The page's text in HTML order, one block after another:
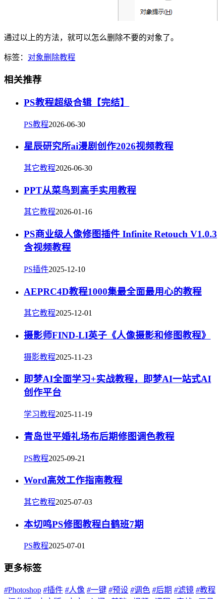
通过以上的方法，就可以怎么删除不要的对象了。
标签： 对象删除教程
相关推荐
PS教程超级合辑【完结】
PS教程2026-06-30
星辰研究所ai漫剧创作2026视频教程
其它教程2026-06-30
PPT从菜鸟到高手实用教程
其它教程2026-01-16
PS商业级人像修图插件 Infinite Retouch V1.0.3
含视频教程
PS插件2025-12-10
AEPRC4D教程1000集最全面最用心的教程
其它教程2025-12-01
摄影师FIND-LI英子《人像摄影和修图教程》
摄影教程2025-11-23
即梦AI全面学习+实战教程，即梦AI一站式AI
创作平台
学习教程2025-11-19
青岛世平婚礼场布后期修图调色教程
PS教程2025-09-21
Word高效工作指南教程
其它教程2025-07-03
本切鸣PS修图教程白鹤班7期
PS教程2025-07-01
更多标签
#Photoshop #插件 #人像 #一键 #预设 #调色 #后期 #滤镜 #教程